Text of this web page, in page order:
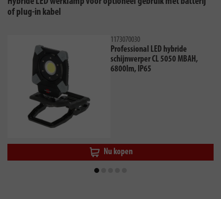
of plug-in kabel
1173070030
Professional LED hybride
schijnwerper CL 5050 MBAH,
6800lm, IP65
Nu kopen